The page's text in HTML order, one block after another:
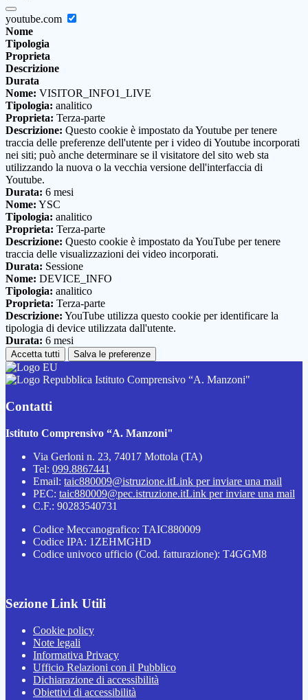
youtube.com
Nome
Tipologia
Proprieta
Descrizione
Durata
Nome: VISITOR_INFO1_LIVE
Tipologia: analitico
Proprieta: Terza-parte
Descrizione: Questo cookie è impostato da Youtube per tenere
traccia delle preferenze dell'utente per i video di Youtube incorporati
nei siti; può anche determinare se il visitatore del sito web sta
utilizzando la nuova o la vecchia versione dell'interfaccia di
Youtube.
Durata: 6 mesi
Nome: YSC
Tipologia: analitico
Proprieta: Terza-parte
Descrizione: Questo cookie è impostato da YouTube per tenere
traccia delle visualizzazioni dei video incorporati.
Durata: Sessione
Nome: DEVICE_INFO
Tipologia: analitico
Proprieta: Terza-parte
Descrizione: YouTube utilizza questo cookie per identificare la
tipologia di device utilizzata dall'utente.
Durata: 6 mesi
Accetta tutti Salva le preferenze
Istituto Comprensivo “A. Manzoni"
Contatti
Istituto Comprensivo “A. Manzoni"
Via Gerloni n. 23, 74017 Mottola (TA)
Tel: 099.8867441
Email: taic880009@istruzione.itLink per inviare una mail
PEC: taic880009@pec.istruzione.itLink per inviare una mail
C.F.: 90283540731
Codice Meccanografico: TAIC880009
Codice IPA: 1ZEHMGHD
Codice univoco ufficio (Cod. fatturazione): T4GGM8
Sezione Link Utili
Cookie policy
Note legali
Informativa Privacy
Ufficio Relazioni con il Pubblico
Dichiarazione di accessibilità
Obiettivi di accessibilità